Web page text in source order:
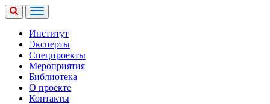
Институт
Эксперты
Спецпроекты
Мероприятия
Библиотека
О проекте
Контакты